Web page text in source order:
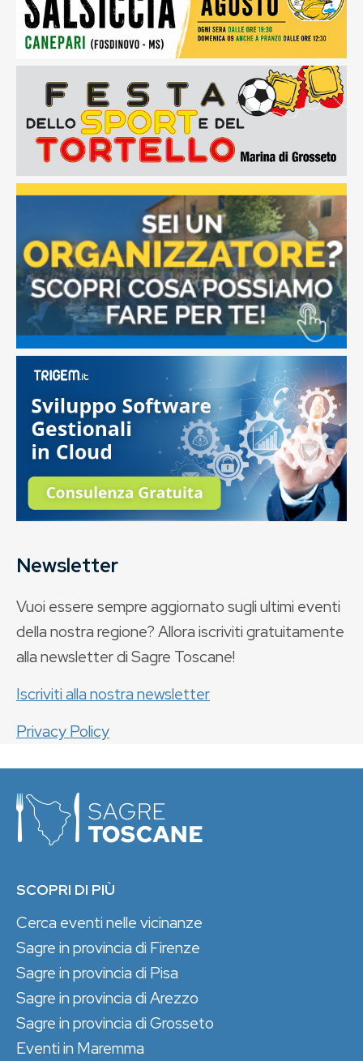
Newsletter
Vuoi essere sempre aggiornato sugli ultimi eventi
della nostra regione? Allora iscriviti gratuitamente
alla newsletter di Sagre Toscane!
Iscriviti alla nostra newsletter
Privacy Policy
SCOPRI DI PIÙ
Cerca eventi nelle vicinanze
Sagre in provincia di Firenze
Sagre in provincia di Pisa
Sagre in provincia di Arezzo
Sagre in provincia di Grosseto
Eventi in Maremma